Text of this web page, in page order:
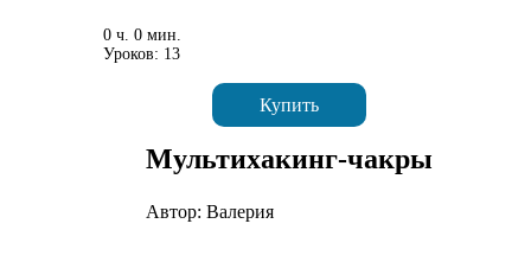
0 ч. 0 мин.
Уроков: 13
Купить
Мультихакинг-чакры
Автор: Валерия